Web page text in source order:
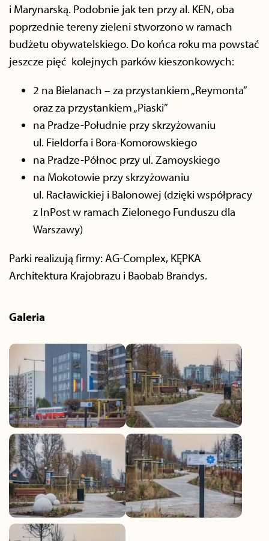
i Marynarską. Podobnie jak ten przy al. KEN, oba
poprzednie tereny zieleni stworzono w ramach
budżetu obywatelskiego. Do końca roku ma powstać
jeszcze pięć kolejnych parków kieszonkowych:
2 na Bielanach – za przystankiem „Reymonta”
oraz za przystankiem „Piaski”
na Pradze-Południe przy skrzyżowaniu
ul. Fieldorfa i Bora-Komorowskiego
na Pradze-Północ przy ul. Zamoyskiego
na Mokotowie przy skrzyżowaniu
ul. Racławickiej i Balonowej (dzięki współpracy
z InPost w ramach Zielonego Funduszu dla
Warszawy)
Parki realizują firmy: AG-Complex, KĘPKA
Architektura Krajobrazu i Baobab Brandys.
Galeria